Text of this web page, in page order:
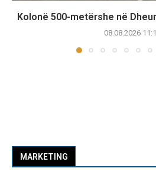
Kolonë 500-metërshe në
08.08.2026
MARKETING